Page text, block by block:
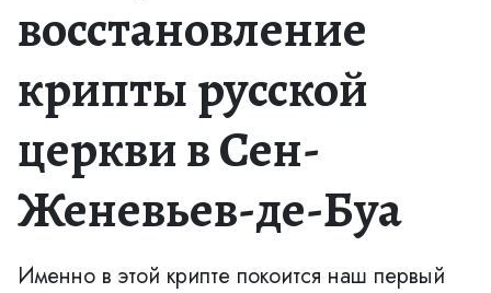
восстановление
крипты русской
церкви в Сен-
Женевьев-де-Буа
Именно в этой крипте покоится наш первый